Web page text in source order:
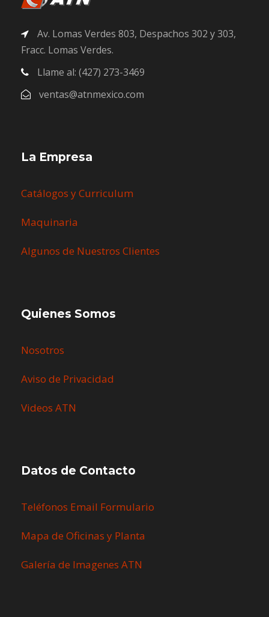
Av. Lomas Verdes 803, Despachos 302 y 303,
Fracc. Lomas Verdes.
Llame al: (427) 273-3469
ventas@atnmexico.com
La Empresa
Catálogos y Curriculum
Maquinaria
Algunos de Nuestros Clientes
Quienes Somos
Nosotros
Aviso de Privacidad
Videos ATN
Datos de Contacto
Teléfonos Email Formulario
Mapa de Oficinas y Planta
Galería de Imagenes ATN